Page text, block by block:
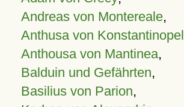
Andreas von Montereale,
Anthusa von Konstantinopel
Anthousa von Mantinea,
Balduin und Gefährten,
Basilius von Parion,